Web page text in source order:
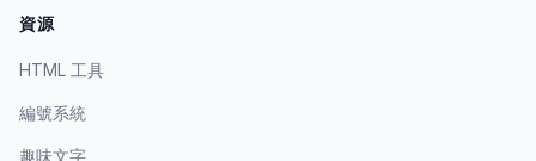
資源
HTML 工具
編號系統
趣味文字